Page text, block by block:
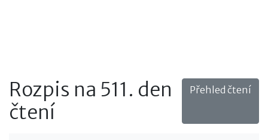
Rozpis na 511. den
čtení
Přehled čtení